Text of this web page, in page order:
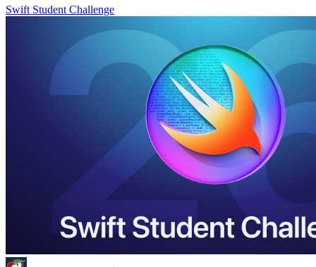
Swift Student Challenge